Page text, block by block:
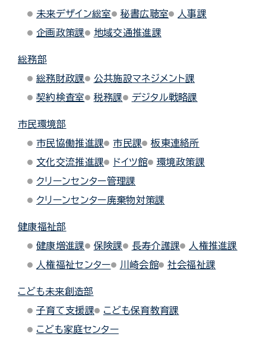
未来デザイン総室
秘書広聴室
人事課
企画政策課
地域交通推進課
総務部
総務財政課
公共施設マネジメント課
契約検査室
税務課 デジタル戦略課
市民環境部
市民協働推進課
市民課
板東連絡所
文化交流推進課
ドイツ館
環境政策課
クリーンセンター管理課
クリーンセンター廃棄物対策課
健康福祉部
健康増進課
保険課 長寿介護課
人権推進課
人権福祉センター
川崎会館 社会福祉課
こども未来創造部
子育て支援課
こども保育教育課
こども家庭センター